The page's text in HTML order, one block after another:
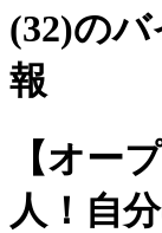
(32)の
報
【オー
人！自